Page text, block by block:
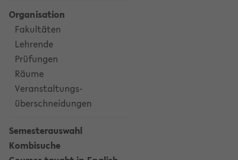
Organisation
Fakultäten
Lehrende
Prüfungen
Räume
Veranstaltungs-
überschneidungen
Semesterauswahl
Kombisuche